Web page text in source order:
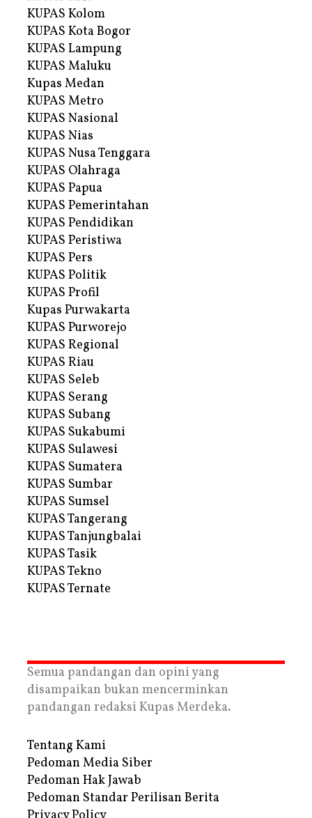
KUPAS Kolom
KUPAS Kota Bogor
KUPAS Lampung
KUPAS Maluku
Kupas Medan
KUPAS Metro
KUPAS Nasional
KUPAS Nias
KUPAS Nusa Tenggara
KUPAS Olahraga
KUPAS Papua
KUPAS Pemerintahan
KUPAS Pendidikan
KUPAS Peristiwa
KUPAS Pers
KUPAS Politik
KUPAS Profil
Kupas Purwakarta
KUPAS Purworejo
KUPAS Regional
KUPAS Riau
KUPAS Seleb
KUPAS Serang
KUPAS Subang
KUPAS Sukabumi
KUPAS Sulawesi
KUPAS Sumatera
KUPAS Sumbar
KUPAS Sumsel
KUPAS Tangerang
KUPAS Tanjungbalai
KUPAS Tasik
KUPAS Tekno
KUPAS Ternate
Semua pandangan dan opini yang
disampaikan bukan mencerminkan
pandangan redaksi Kupas Merdeka.
Tentang Kami
Pedoman Media Siber
Pedoman Hak Jawab
Pedoman Standar Perilisan Berita